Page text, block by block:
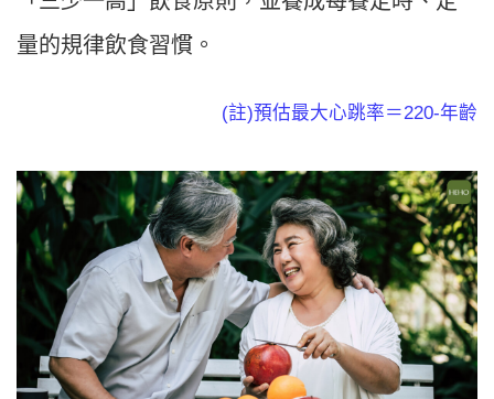
量的規律飲食習慣。
(註)預估最大心跳率＝220-年齡